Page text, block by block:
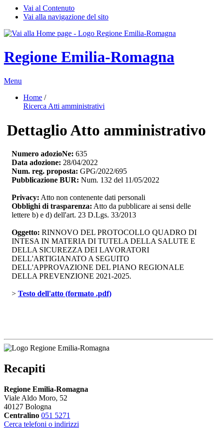
Vai al Contenuto
Vai alla navigazione del sito
Regione Emilia-Romagna
Menu
Home /
Ricerca Atti amministrativi
Dettaglio Atto amministrativo
Numero adozioNe: 635
Data adozione: 28/04/2022
Num. reg. proposta: GPG/2022/695
Pubblicazione BUR: Num. 132 del 11/05/2022
Privacy: Atto non contenente dati personali
Obblighi di trasparenza: Atto da pubblicare ai sensi delle
lettere b) e d) dell'art. 23 D.Lgs. 33/2013
Oggetto: RINNOVO DEL PROTOCOLLO QUADRO DI
INTESA IN MATERIA DI TUTELA DELLA SALUTE E
DELLA SICUREZZA DEI LAVORATORI
DELL'ARTIGIANATO A SEGUITO
DELL'APPROVAZIONE DEL PIANO REGIONALE
DELLA PREVENZIONE 2021-2025.
> Testo dell'atto (formato .pdf)
Recapiti
Regione Emilia-Romagna
Viale Aldo Moro, 52
40127 Bologna
Centralino 051 5271
Cerca telefoni o indirizzi